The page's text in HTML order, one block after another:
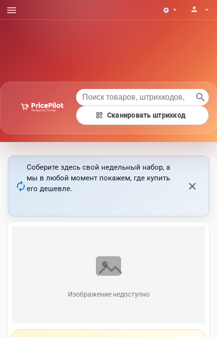
menu arrow_drop_down person arrow_drop_down
search
qr_code Сканировать штрихкод
autorenew
Соберите здесь свой недельный набор, а
мы в любой момент покажем, где купить
его дешевле.
close
Изображение недоступно